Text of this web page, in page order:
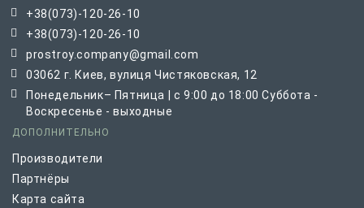
+38(073)-120-26-10
+38(073)-120-26-10
prostroy.company@gmail.com
03062 г. Киев, вулиця Чистяковская, 12
Понедельник– Пятница | с 9:00 до 18:00 Суббота -
Воскресенье - выходные
ДОПОЛНИТЕЛЬНО
Производители
Партнёры
Карта сайта